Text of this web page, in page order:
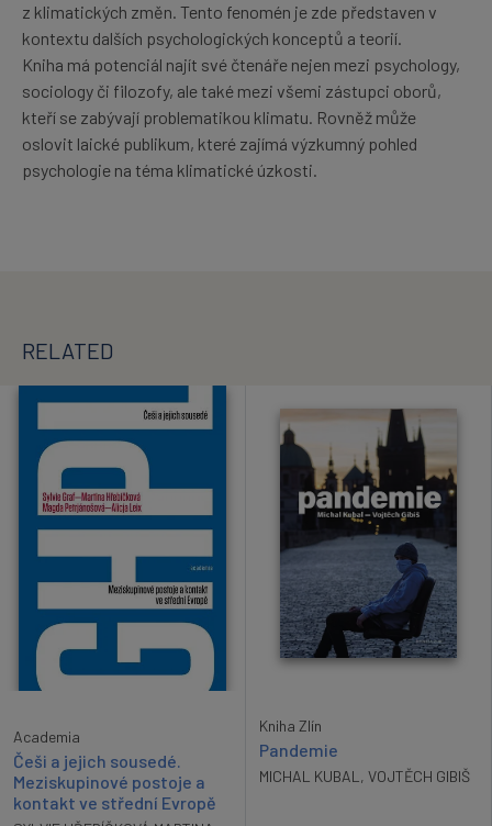
z klimatických změn. Tento fenomén je zde představen v
kontextu dalších psychologických konceptů a teorií.
Kniha má potenciál najít své čtenáře nejen mezi psychology,
sociology či filozofy, ale také mezi všemi zástupci oborů,
kteří se zabývají problematikou klimatu. Rovněž může
oslovit laické publikum, které zajímá výzkumný pohled
psychologie na téma klimatické úzkosti.
RELATED
Academia
Češi a jejich sousedé.
Meziskupinové postoje a
kontakt ve střední Evropě
Kniha Zlín
Pandemie
MICHAL KUBAL , VOJTĚCH GIBIŠ